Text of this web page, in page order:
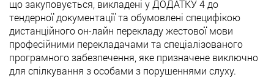
що закуповується, викладені у ДОДАТКУ 4 до
тендерної документації та обумовлені специфікою
дистанційного он-лайн перекладу жестової мови
професійними перекладачами та спеціалізованого
програмного забезпечення, яке призначене виключно
для спілкування з особами з порушеннями слуху.